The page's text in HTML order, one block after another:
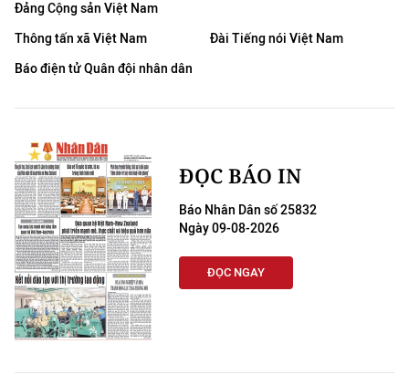
Đảng Cộng sản Việt Nam
Thông tấn xã Việt Nam
Đài Tiếng nói Việt Nam
Báo điện tử Quân đội nhân dân
ĐỌC BÁO IN
Báo Nhân Dân số 25832
Ngày 09-08-2026
ĐỌC NGAY